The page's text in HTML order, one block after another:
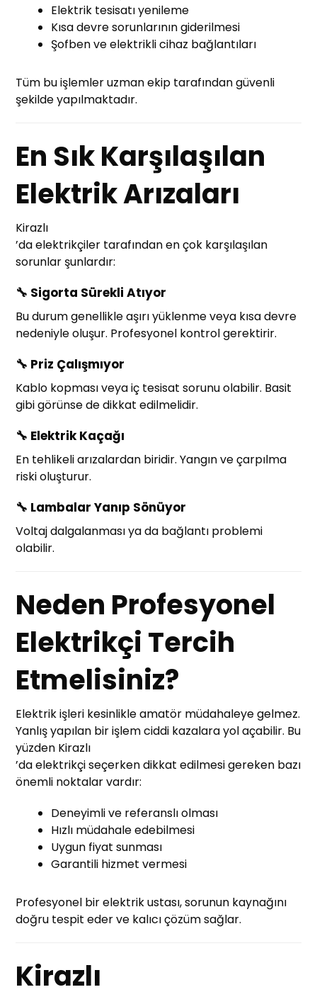
Elektrik tesisatı yenileme
Kısa devre sorunlarının giderilmesi
Şofben ve elektrikli cihaz bağlantıları
Tüm bu işlemler uzman ekip tarafından güvenli
şekilde yapılmaktadır.
En Sık Karşılaşılan
Elektrik Arızaları
Kirazlı
’da elektrikçiler tarafından en çok karşılaşılan
sorunlar şunlardır:
🔧 Sigorta Sürekli Atıyor
Bu durum genellikle aşırı yüklenme veya kısa devre
nedeniyle oluşur. Profesyonel kontrol gerektirir.
🔧 Priz Çalışmıyor
Kablo kopması veya iç tesisat sorunu olabilir. Basit
gibi görünse de dikkat edilmelidir.
🔧 Elektrik Kaçağı
En tehlikeli arızalardan biridir. Yangın ve çarpılma
riski oluşturur.
🔧 Lambalar Yanıp Sönüyor
Voltaj dalgalanması ya da bağlantı problemi
olabilir.
Neden Profesyonel
Elektrikçi Tercih
Etmelisiniz?
Elektrik işleri kesinlikle amatör müdahaleye gelmez.
Yanlış yapılan bir işlem ciddi kazalara yol açabilir. Bu
yüzden Kirazlı
’da elektrikçi seçerken dikkat edilmesi gereken bazı
önemli noktalar vardır:
Deneyimli ve referanslı olması
Hızlı müdahale edebilmesi
Uygun fiyat sunması
Garantili hizmet vermesi
Profesyonel bir elektrik ustası, sorunun kaynağını
doğru tespit eder ve kalıcı çözüm sağlar.
Kirazlı